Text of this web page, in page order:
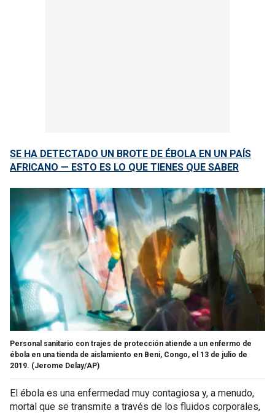
SE HA DETECTADO UN BROTE DE ÉBOLA EN UN PAÍS
AFRICANO — ESTO ES LO QUE TIENES QUE SABER
Personal sanitario con trajes de protección atiende a un enfermo de
ébola en una tienda de aislamiento en Beni, Congo, el 13 de julio de
2019. (Jerome Delay/AP)
El ébola es una enfermedad muy contagiosa y, a menudo,
mortal que se transmite a través de los fluidos corporales,